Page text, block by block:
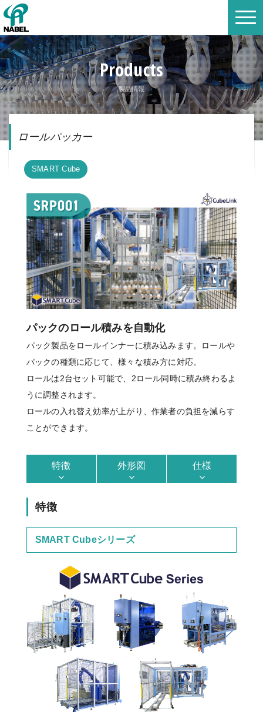
Products
製品情報
ロールパッカー
SMART Cube
パックのロール積みを自動化
パック製品をロールインナーに積み込みます。ロールや
パックの種類に応じて、様々な積み方に対応。
ロールは2台セット可能で、2ロール同時に積み終わるよ
うに調整されます。
ロールの入れ替え効率が上がり、作業者の負担を減らす
ことができます。
特徴 外形図 仕様
特徴
SMART Cubeシリーズ